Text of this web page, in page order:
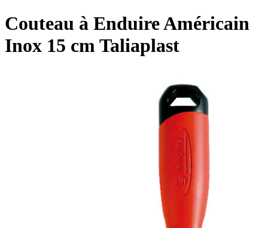
Couteau à Enduire Américain
Inox 15 cm Taliaplast